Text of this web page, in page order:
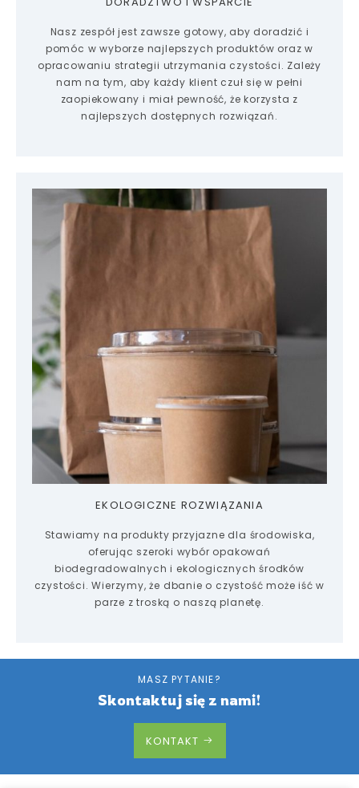
Nasz zespół jest zawsze gotowy, aby doradzić i
pomóc w wyborze najlepszych produktów oraz w
opracowaniu strategii utrzymania czystości. Zależy
nam na tym, aby każdy klient czuł się w pełni
zaopiekowany i miał pewność, że korzysta z
najlepszych dostępnych rozwiązań.
EKOLOGICZNE ROZWIĄZANIA
Stawiamy na produkty przyjazne dla środowiska,
oferując szeroki wybór opakowań
biodegradowalnych i ekologicznych środków
czystości. Wierzymy, że dbanie o czystość może iść w
parze z troską o naszą planetę.
MASZ PYTANIE?
Skontaktuj się z nami!
KONTAKT